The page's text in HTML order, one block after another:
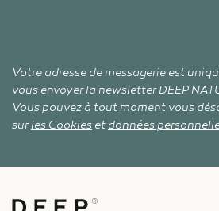
Votre adresse de messagerie est
vous envoyer la newsletter DEEP
Vous pouvez à tout moment vous
surles Cookies et données